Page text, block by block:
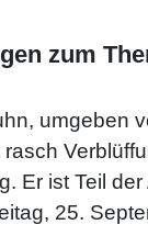
zum
umgeben
Er ist Teil
25.